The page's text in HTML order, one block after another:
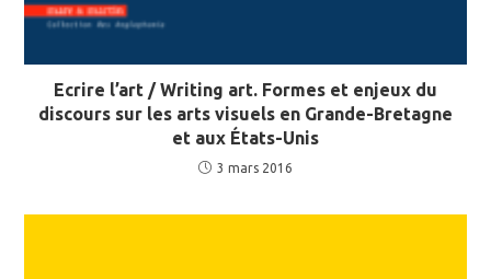
Ecrire l’art / Writing art. Formes et enjeux du
discours sur les arts visuels en Grande-Bretagne
et aux États-Unis
3 mars 2016